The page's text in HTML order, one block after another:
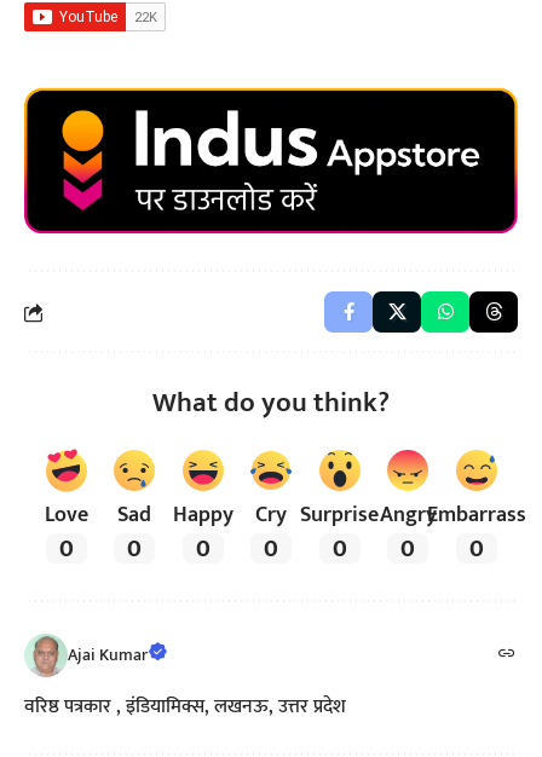
What do you think?
Love
0
Sad
0
Happy
0
Cry
0
Surprise
0
Angry
0
Embarrass
0
Ajai Kumar
वरिष्ठ पत्रकार , इंडियामिक्स, लखनऊ, उत्तर प्रदेश